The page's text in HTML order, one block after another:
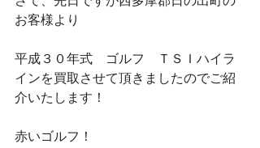
お客様より
平成３０年式　ゴルフ　ＴＳＩハイラ
インを買取させて頂きましたのでご紹
介いたします！
赤いゴルフ！